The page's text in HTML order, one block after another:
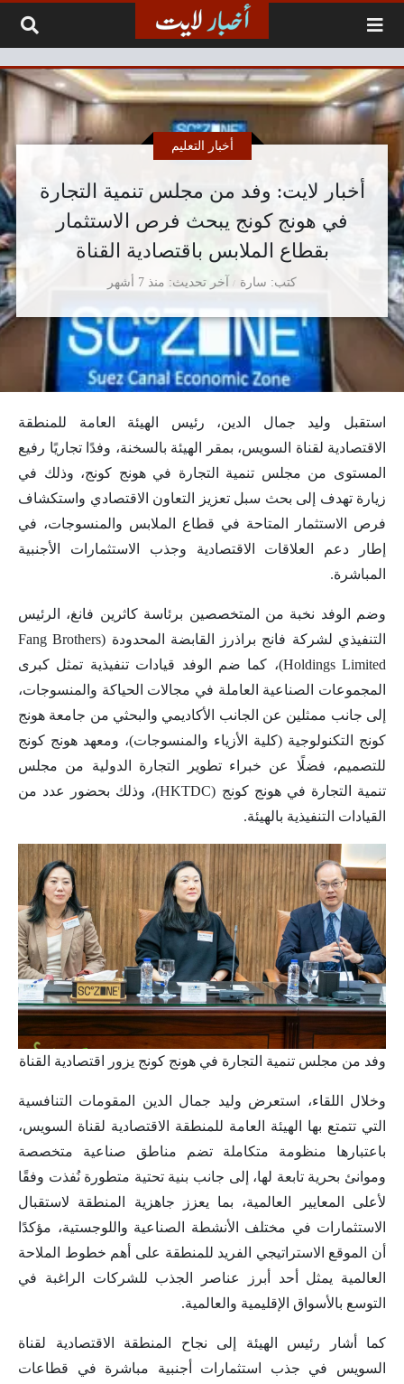
أخبار لايت: وفد من مجلس تنمية التجارة
في هونج كونج يبحث فرص الاستثمار
بقطاع الملابس باقتصادية القناة
كتب سارة
أخبار التعليم
آخر تحديث منذ 7 أشهر
استقبل وليد جمال الدين، رئيس الهيئة العامة للمنطقة
الاقتصادية لقناة السويس، بمقر الهيئة بالسخنة، وفدًا تجاريًا رفيع
المستوى من مجلس تنمية التجارة في هونج كونج، وذلك في
زيارة تهدف إلى بحث سبل تعزيز التعاون الاقتصادي واستكشاف
فرص الاستثمار المتاحة في قطاع الملابس والمنسوجات، في
إطار دعم العلاقات الاقتصادية وجذب الاستثمارات الأجنبية
المباشرة.
وضم الوفد نخبة من المتخصصين برئاسة كاثرين فانغ، الرئيس
التنفيذي لشركة فانج براذرز القابضة المحدودة (Fang Brothers
Holdings Limited)، كما ضم الوفد قيادات تنفيذية تمثل كبرى
المجموعات الصناعية العاملة في مجالات الحياكة والمنسوجات،
إلى جانب ممثلين عن الجانب الأكاديمي والبحثي من جامعة هونج
كونج التكنولوجية (كلية الأزياء والمنسوجات)، ومعهد هونج كونج
للتصميم، فضلًا عن خبراء تطوير التجارة الدولية من مجلس
تنمية التجارة في هونج كونج (HKTDC)، وذلك بحضور عدد من
القيادات التنفيذية بالهيئة.
وفد من مجلس تنمية التجارة في هونج كونج يزور اقتصادية القناة
وخلال اللقاء، استعرض وليد جمال الدين المقومات التنافسية
التي تتمتع بها الهيئة العامة للمنطقة الاقتصادية لقناة السويس،
باعتبارها منظومة متكاملة تضم مناطق صناعية متخصصة
وموانئ بحرية تابعة لها، إلى جانب بنية تحتية متطورة نُفذت وفقًا
لأعلى المعايير العالمية، بما يعزز جاهزية المنطقة لاستقبال
الاستثمارات في مختلف الأنشطة الصناعية واللوجستية، مؤكدًا
أن الموقع الاستراتيجي الفريد للمنطقة على أهم خطوط الملاحة
العالمية يمثل أحد أبرز عناصر الجذب للشركات الراغبة في
التوسع بالأسواق الإقليمية والعالمية.
كما أشار رئيس الهيئة إلى نجاح المنطقة الاقتصادية لقناة
السويس في جذب استثمارات أجنبية مباشرة في قطاعات